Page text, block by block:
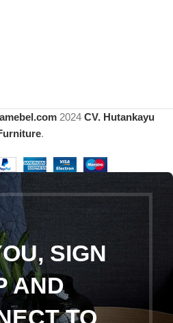
2024 CV. Hutankayu
.
SIGN
AND
TO